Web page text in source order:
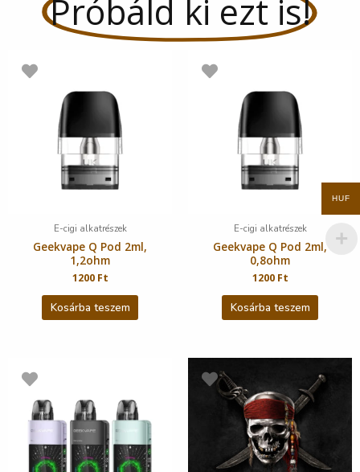
Próbáld ki ezt is!
E-cigi alkatrészek
Geekvape Q Pod 2ml,
1,2ohm
1200 Ft
Kosárba teszem
E-cigi alkatrészek
Geekvape Q Pod 2ml,
0,8ohm
1200 Ft
Kosárba teszem
HUF